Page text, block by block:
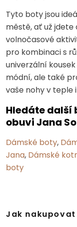
Tyto boty jsou
městě, ať už
volnočasové
pro kombinaci s
univerzální
módní, ale také
vaše nohy v teple
Hledáte další
obuvi Jana
Dámské boty,
Jana, Dámské
boty
Jak nakupovat